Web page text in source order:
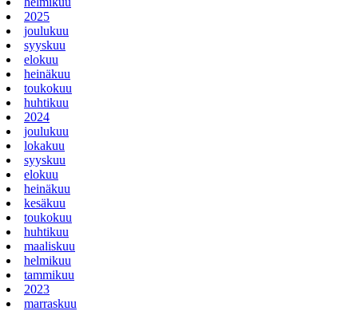
2025
joulukuu
syyskuu
elokuu
heinäkuu
toukokuu
huhtikuu
2024
joulukuu
lokakuu
syyskuu
elokuu
heinäkuu
kesäkuu
toukokuu
huhtikuu
maaliskuu
helmikuu
tammikuu
2023
marraskuu